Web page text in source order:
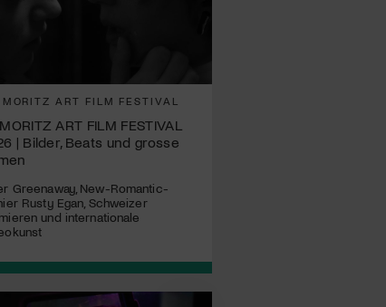
ART FILM FESTIVAL
ART FILM FESTIVAL
| Bilder, Beats und grosse
Greenaway, New-Romantic-
Rusty Egan, Schweizer
und internationale